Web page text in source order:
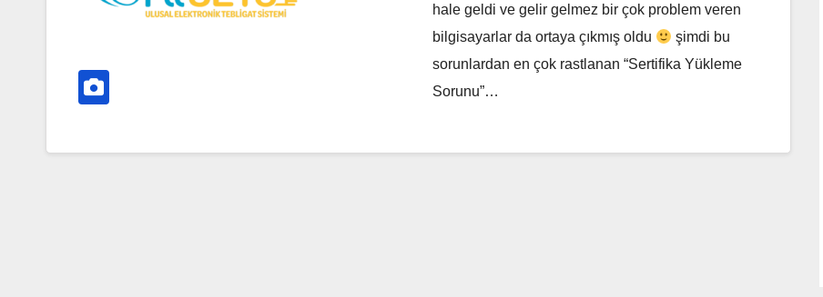
hale geldi ve gelir gelmez bir çok problem veren
bilgisayarlar da ortaya çıkmış oldu
şimdi bu
sorunlardan en çok rastlanan “Sertifika Yükleme
Sorunu”…